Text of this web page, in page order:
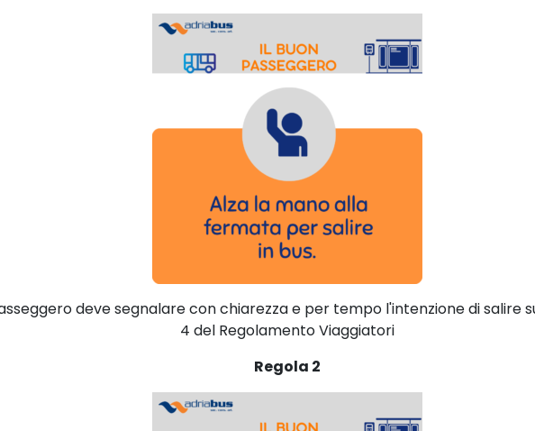
deve segnalare con chiarezza e per tempo l'intenzione di salire
4 del Regolamento Viaggiatori
Regola 2